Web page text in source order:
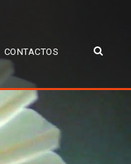
CONTACTOS